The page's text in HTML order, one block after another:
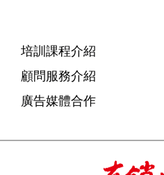
培訓課程介紹
顧問服務介紹
廣告媒體合作